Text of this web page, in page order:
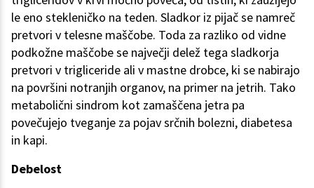
le eno stekleničko na teden. Sladkor iz pijač se namreč
pretvori v telesne maščobe. Toda za razliko od vidne
podkožne maščobe se največji delež tega sladkorja
pretvori v trigliceride ali v mastne drobce, ki se nabirajo
na površini notranjih organov, na primer na jetrih. Tako
metabolični sindrom kot zamaščena jetra pa
povečujejo tveganje za pojav srčnih bolezni, diabetesa
in kapi.
Debelost